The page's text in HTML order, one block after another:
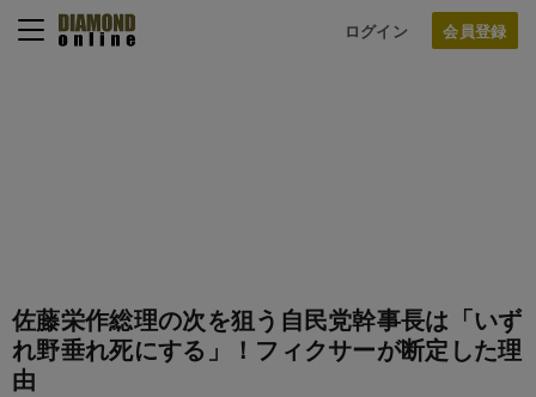
ログイン
佐藤栄作総理の次を狙う自民党幹事長は「いず
れ野垂れ死にする」！フィクサーが断定した理
由